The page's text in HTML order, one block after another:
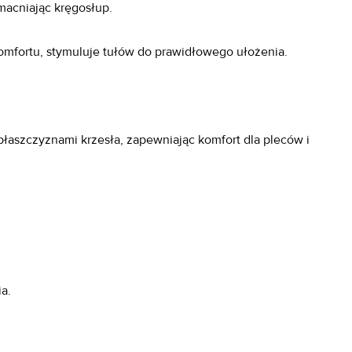
kręgosłup.
stymuluje tułów do prawidłowego ułożenia.
krzesła, zapewniając komfort dla pleców i